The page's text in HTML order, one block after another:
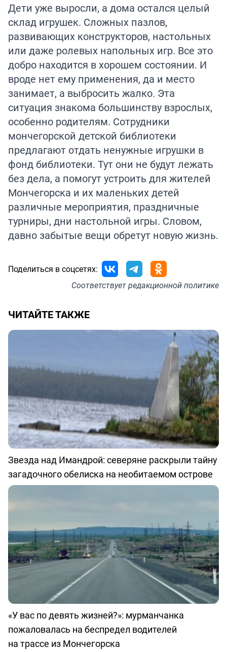
Дети уже выросли, а дома остался целый
склад игрушек. Сложных пазлов,
развивающих конструкторов, настольных
или даже ролевых напольных игр. Все это
добро находится в хорошем состоянии. И
вроде нет ему применения, да и место
занимает, а выбросить жалко. Эта
ситуация знакома большинству взрослых,
особенно родителям. Сотрудники
мончегорской детской библиотеки
предлагают отдать ненужные игрушки в
фонд библиотеки. Тут они не будут лежать
без дела, а помогут устроить для жителей
Мончегорска и их маленьких детей
различные мероприятия, праздничные
турниры, дни настольной игры. Словом,
давно забытые вещи обретут новую жизнь.
Поделиться в соцсетях:
Соответствуетредакционной политике
ЧИТАЙТЕ ТАКЖЕ
Звезда над Имандрой: северяне раскрыли тайну
загадочного обелиска на необитаемом острове
«У вас по девять жизней?»: мурманчанка
пожаловалась на беспредел водителей
на трассе из Мончегорска